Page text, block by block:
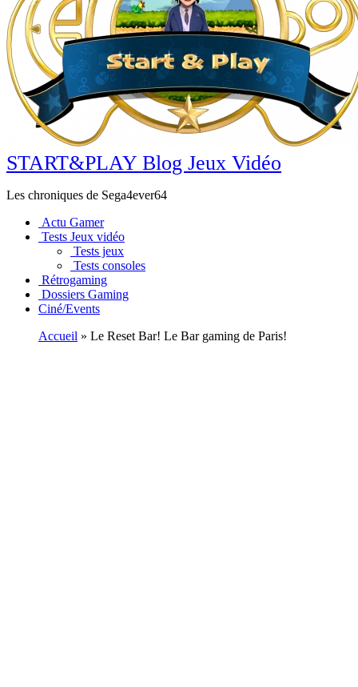
START&PLAY Blog Jeux Vidéo
Les chroniques de Sega4ever64
Actu Gamer
Tests Jeux vidéo
Tests jeux
Tests consoles
Rétrogaming
Dossiers Gaming
Ciné/Events
Accueil » Le Reset Bar! Le Bar gaming de Paris!